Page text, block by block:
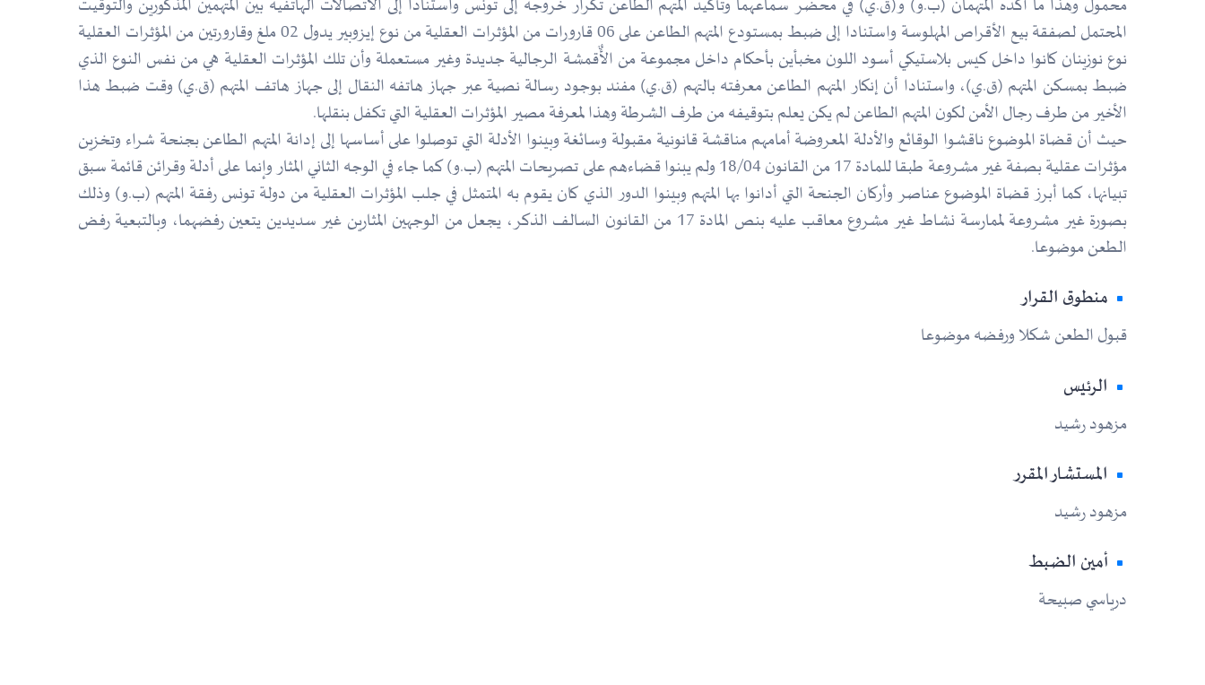
المحتمل لصفقة بيع الأقراص المهلوسة واستنادا إلى ضبط بمستودع المتهم الطاعن على 06 قارورات من المؤثرات العقلية من نوع إيزوبير يدول 02 ملغ وقارورتين من المؤثرات العقلية
نوع نوزينان كانوا داخل كيس بلاستيكي أسود اللون مخبأين بأحكام داخل مجموعة من الأٌقمشة الرجالية جديدة وغير مستعملة وأن تلك المؤثرات العقلية هي من نفس النوع الذي
ضبط بمسكن المتهم (ق.ي)، واستنادا أن إنكار المتهم الطاعن معرفته بالتهم (ق.ي) مفند بوجود رسالة نصية عبر جهاز هاتفه النقال إلى جهاز هاتف المتهم (ق.ي) وقت ضبط هذا
الأخير من طرف رجال الأمن لكون المتهم الطاعن لم يكن يعلم بتوقيفه من طرف الشرطة وهذا لمعرفة مصير المؤثرات العقلية التي تكفل بنقلها.
حيث أن قضاة الموضوع ناقشوا الوقائع والأدلة المعروضة أمامهم مناقشة قانونية مقبولة وسائغة وبينوا الأدلة التي توصلوا على أساسها إلى إدانة المتهم الطاعن بجنحة شراء وتخزين
مؤثرات عقلية بصفة غير مشروعة طبقا للمادة 17 من القانون 18/04 ولم يبنوا قضاءهم على تصريحات المتهم (ب.و) كما جاء في الوجه الثاني المثار وإنما على أدلة وقرائن قائمة سبق
تبيانها، كما أبرز قضاة الموضوع عناصر وأركان الجنحة التي أدانوا بها المتهم وبينوا الدور الذي كان يقوم به المتمثل في جلب المؤثرات العقلية من دولة تونس رفقة المتهم (ب.و) وذلك
بصورة غير مشروعة لممارسة نشاط غير مشروع معاقب عليه بنص المادة 17 من القانون السالف الذكر، يجعل من الوجهين المثارين غير سديدين يتعين رفضهما، وبالتبعية رفض
الطعن موضوعا.
منطوق القرار
قبول الطعن شكلا ورفضه موضوعا
الرئيس
مزهود رشيد
المستشار المقرر
مزهود رشيد
أمين الضبط
درياسي صبيحة